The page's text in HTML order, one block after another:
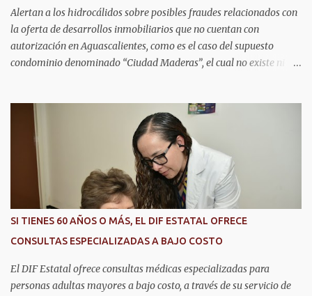
materia de atención de emergencias. "Bajo el liderazgo de la
goberna...
Alertan a los hidrocálidos sobre posibles fraudes relacionados con
la oferta de desarrollos inmobiliarios que no cuentan con
autorización en Aguascalientes, como es el caso del supuesto
condominio denominado “Ciudad Maderas”, el cual no existe ni
Municipal. Explicó que dicho desarrollo corresponde a otro
estado, específicamente Jalisco, por lo que la promoción de
“terrenos en Aguascalientes” bajo ese nombre distorsiona la
información y puede inducir a error a las personas interesadas en
adquirir un inmueble. "Hay unos anuncios que anuncian
desarrollos que como Ciudad Maderas, ese desarrollo no está
autorizado ni existe en Aguascalientes, es en Jalisco, entonces luego
se distorsiona la información, ‘terrenos en Aguascalientes’, no, aquí
no hay ningún desarrollo autorizado con ese nombre y tengo
entendido que está en Jalisco", dijo. En este sen...
SI TIENES 60 AÑOS O MÁS, EL DIF ESTATAL OFRECE
CONSULTAS ESPECIALIZADAS A BAJO COSTO
El DIF Estatal ofrece consultas médicas especializadas para
personas adultas mayores a bajo costo, a través de su servicio de